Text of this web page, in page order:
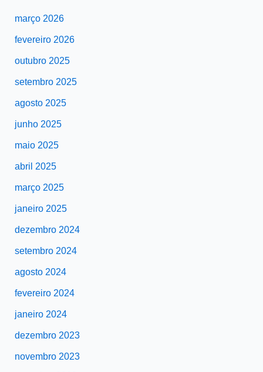
março 2026
fevereiro 2026
outubro 2025
setembro 2025
agosto 2025
junho 2025
maio 2025
abril 2025
março 2025
janeiro 2025
dezembro 2024
setembro 2024
agosto 2024
fevereiro 2024
janeiro 2024
dezembro 2023
novembro 2023